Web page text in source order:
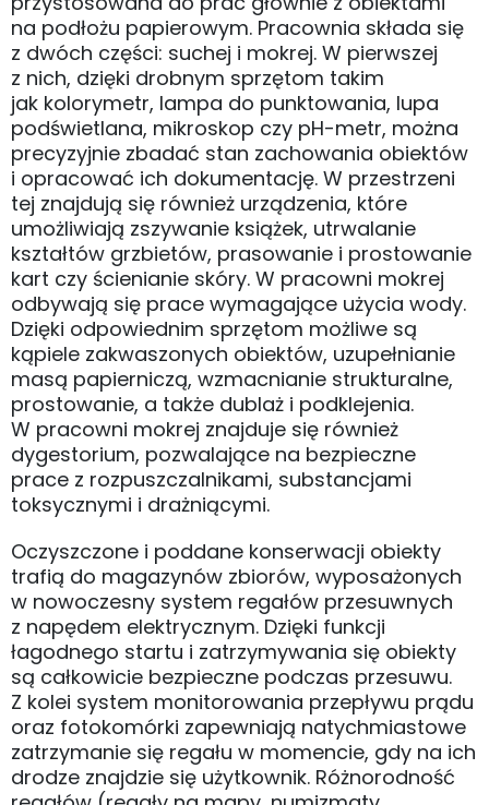
na podłożu papierowym. Pracownia składa się
z dwóch części: suchej i mokrej. W pierwszej
z nich, dzięki drobnym sprzętom takim
jak kolorymetr, lampa do punktowania, lupa
podświetlana, mikroskop czy pH-metr, można
precyzyjnie zbadać stan zachowania obiektów
i opracować ich dokumentację. W przestrzeni
tej znajdują się również urządzenia, które
umożliwiają zszywanie książek, utrwalanie
kształtów grzbietów, prasowanie i prostowanie
kart czy ścienianie skóry. W pracowni mokrej
odbywają się prace wymagające użycia wody.
Dzięki odpowiednim sprzętom możliwe są
kąpiele zakwaszonych obiektów, uzupełnianie
masą papierniczą, wzmacnianie strukturalne,
prostowanie, a także dublaż i podklejenia.
W pracowni mokrej znajduje się również
dygestorium, pozwalające na bezpieczne
prace z rozpuszczalnikami, substancjami
toksycznymi i drażniącymi.
Oczyszczone i poddane konserwacji obiekty
trafią do magazynów zbiorów, wyposażonych
w nowoczesny system regałów przesuwnych
z napędem elektrycznym. Dzięki funkcji
łagodnego startu i zatrzymywania się obiekty
są całkowicie bezpieczne podczas przesuwu.
Z kolei system monitorowania przepływu prądu
oraz fotokomórki zapewniają natychmiastowe
zatrzymanie się regału w momencie, gdy na ich
drodze znajdzie się użytkownik. Różnorodność